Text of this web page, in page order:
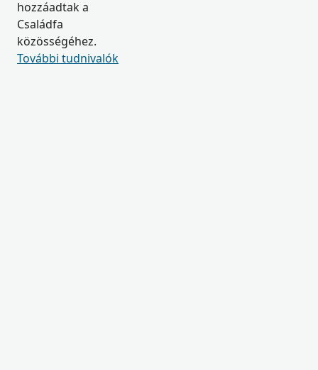
hozzáadtak a
Családfa
közösségéhez.
További tudnivalók